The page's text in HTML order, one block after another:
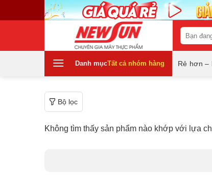
to
Tìm
kiếm:
Tất cả nhóm hàng
Danh mục Rẻ hơn –
Bộ lọc
Không tìm thấy sản phẩm nào khớp với lựa